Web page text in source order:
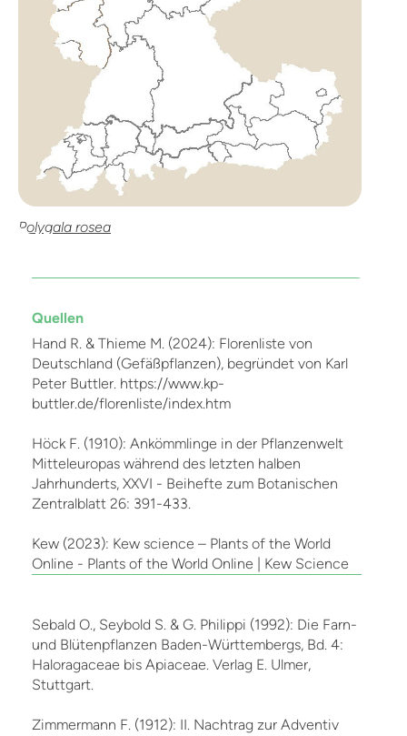
Polygala rosea
Quellen
Hand R. & Thieme M. (2024): Florenliste von
Deutschland (Gefäßpflanzen), begründet von Karl
Peter Buttler. https://www.kp-
buttler.de/florenliste/index.htm
Höck F. (1910): Ankömmlinge in der Pflanzenwelt
Mitteleuropas während des letzten halben
Jahrhunderts, XXVI - Beihefte zum Botanischen
Zentralblatt 26: 391-433.
Kew (2023): Kew science – Plants of the World
Online - Plants of the World Online | Kew Science
Sebald O., Seybold S. & G. Philippi (1992): Die Farn-
und Blütenpflanzen Baden-Württembergs, Bd. 4:
Haloragaceae bis Apiaceae. Verlag E. Ulmer,
Stuttgart.
Zimmermann F. (1912): II. Nachtrag zur Adventiv